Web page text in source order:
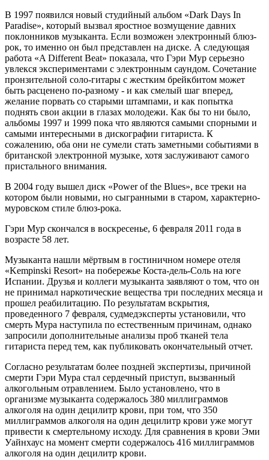
В 1997 появился новый студийный альбом «Dark Days In
Paradise», который вызвал яростное возмущение давних
поклонников музыканта. Если возможен электронный блюз-
рок, то именно он был представлен на диске. А следующая
работа «A Different Beat» показала, что Гэри Мур серьезно
увлекся экспериментами с электронным саундом. Сочетание
пронзительной соло-гитары с жестким брейкбитом может
быть расценено по-разному - и как смелый шаг вперед,
желание порвать со старыми штампами, и как попытка
поднять свои акции в глазах молодежи. Как бы то ни было,
альбомы 1997 и 1999 пока что являются самыми спорными и
самыми интересными в дискографии гитариста. К
сожалению, оба они не сумели стать заметными событиями в
британской электронной музыке, хотя заслуживают самого
пристального внимания.
В 2004 году вышел диск «Power of the Blues», все треки на
котором были новыми, но сыгранными в старом, характерно-
муровском стиле блюз-рока.
Гэри Мур скончался в воскресенье, 6 февраля 2011 года в
возрасте 58 лет.
Музыканта нашли мёртвым в гостиничном номере отеля
«Kempinski Resort» на побережье Коста-дель-Соль на юге
Испании. Друзья и коллеги музыканта заявляют о том, что он
не принимал наркотические вещества три последних месяца и
прошел реабилитацию. По результатам вскрытия,
проведенного 7 февраля, судмедэксперты установили, что
смерть Мура наступила по естественным причинам, однако
запросили дополнительные анализы проб тканей тела
гитариста перед тем, как публиковать окончательный отчет.
Согласно результатам более поздней экспертизы, причиной
смерти Гэри Мура стал сердечный приступ, вызванный
алкогольным отравлением. Было установлено, что в
организме музыканта содержалось 380 миллиграммов
алкоголя на один децилитр крови, при том, что 350
миллиграммов алкоголя на один децилитр крови уже могут
привести к смертельному исходу. Для сравнения в крови Эми
Уайнхаус на момент смерти содержалось 416 миллиграммов
алкоголя на один децилитр крови.